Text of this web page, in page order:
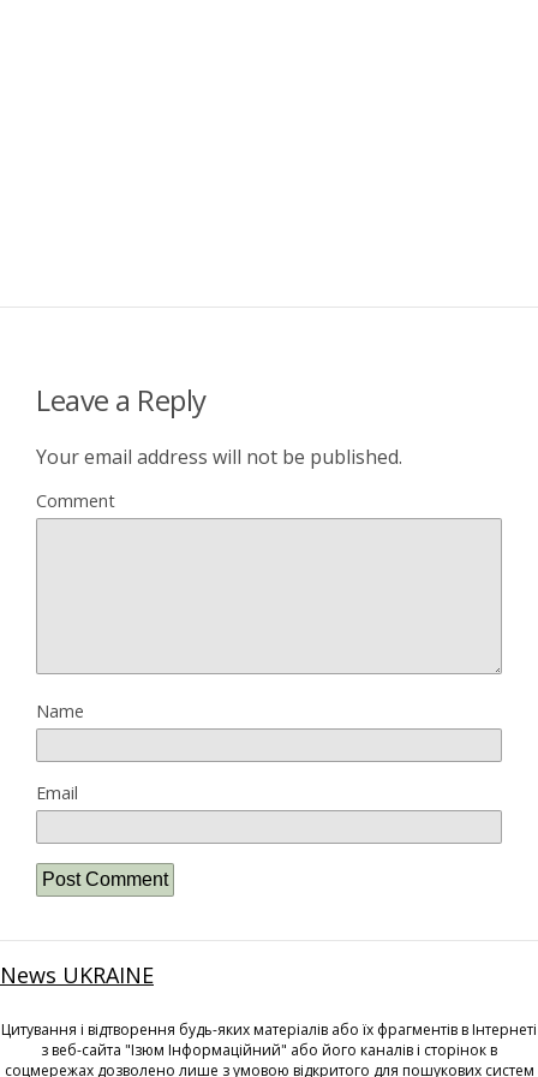
Leave a Reply
Your email address will not be published.
Comment
Name
Email
News UKRAINE
Цитування і відтворення будь-яких матеріалів або їх фрагментів в Інтернеті
з веб-сайта "Ізюм Інформаційний" або його каналів і сторінок в
соцмережах дозволено лише з умовою відкритого для пошукових систем